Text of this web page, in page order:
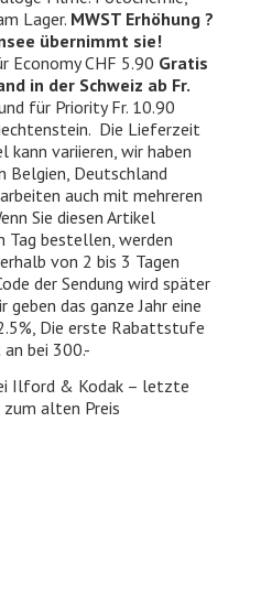
Lager. MWST Erhöhung ?
übernimmt sie!
Economy CHF 5.90 Gratis
in der Schweiz ab Fr.
für Priority Fr. 10.90
Die Lieferzeit
kann variieren, wir haben
Belgien, Deutschland
auch mit mehreren
Sie diesen Artikel
Tag bestellen, werden
von 2 bis 3 Tagen
der Sendung wird später
das ganze Jahr eine
Die erste Rabattstufe
bei 300.-
Ilford & Kodak – letzte
zumalten Preis